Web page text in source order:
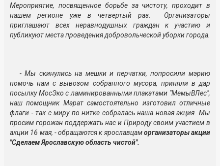
Мероприятие, посвященное борьбе за чистоту, проходит в
нашем регионе уже в четвертый раз. Организаторы
приглашают всех неравнодушных граждан к участию и
публикуют места проведения добровольческой уборки города.
- Мы скинулись на мешки и перчатки, попросили мэрию
помочь нам с вывозом собранного мусора, приняли в дар
посылку МосЭко с ламинированными плакатами "МемыВЛес",
наш помощник Марат самостоятельно изготовил отличные
флаги - так с миру по нитке собралась наша новая акция. Мы
просим горожан поддержать нас и Природу своим участием в
акции 16 мая, - обращаются к ярославцаморганизаторы акции
"Сделаем Ярославскую область чистой".